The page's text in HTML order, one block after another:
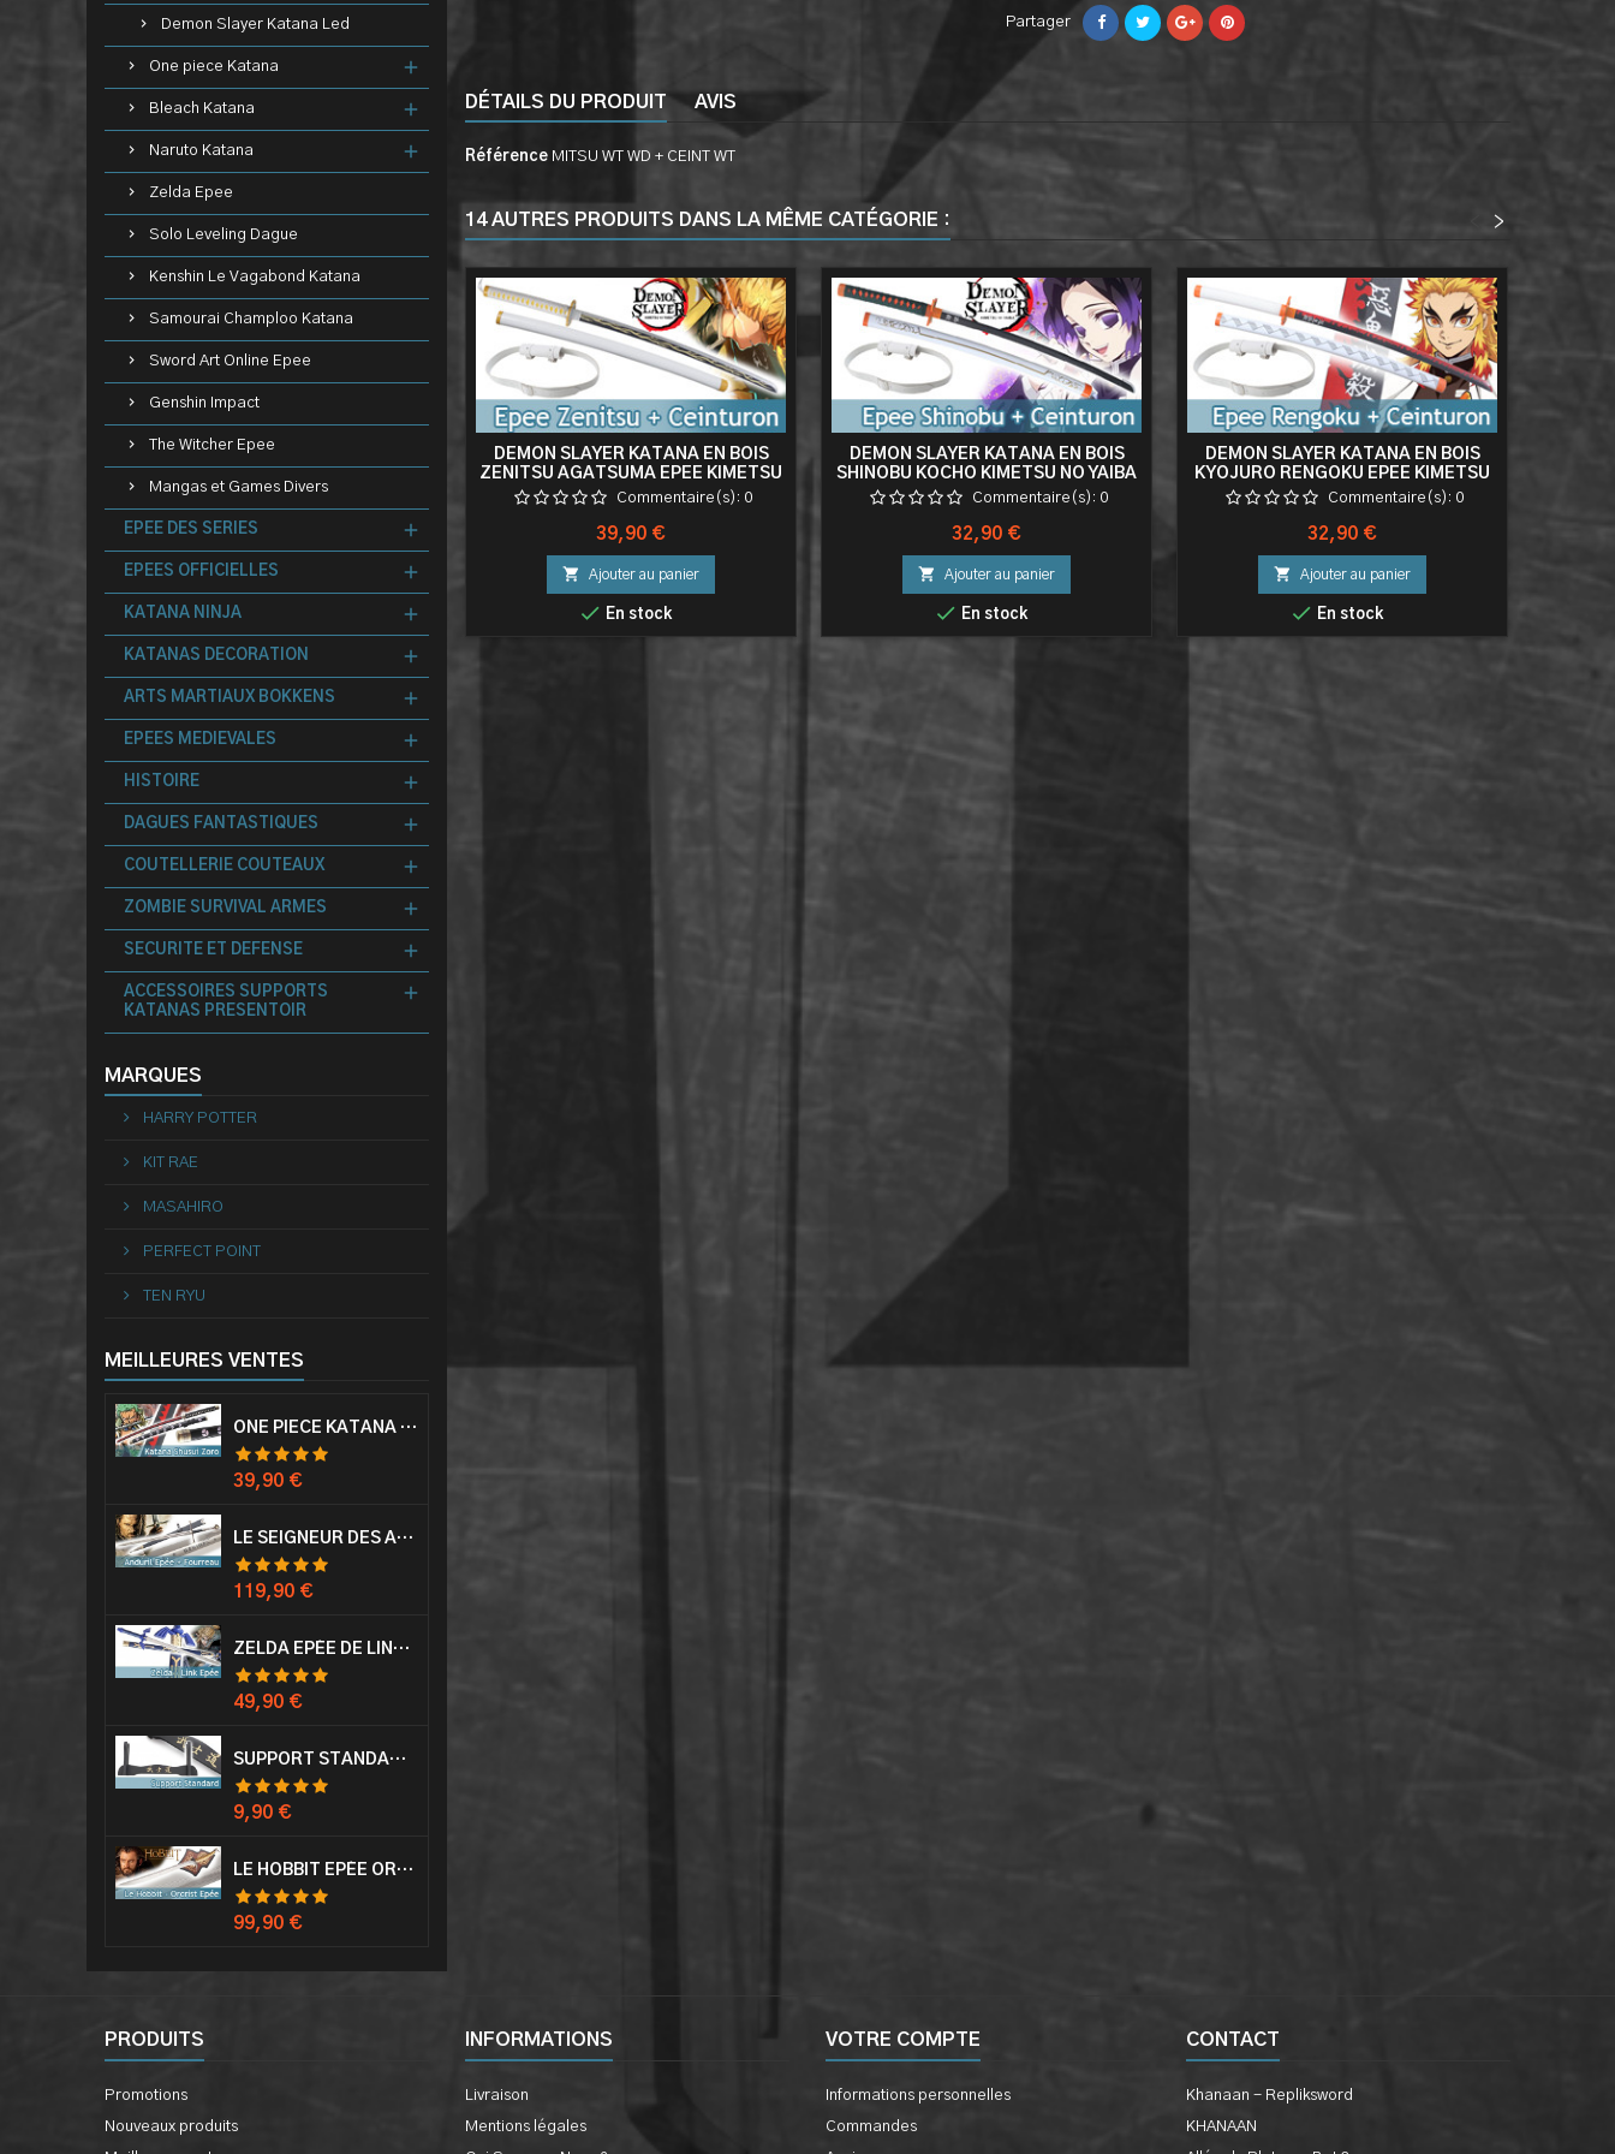
Demon Slayer Katana Led
One piece Katana
Bleach Katana
Naruto Katana
Zelda Epee
Solo Leveling Dague
Kenshin Le Vagabond Katana
Samourai Champloo Katana
Sword Art Online Epee
Genshin Impact
The Witcher Epee
Mangas et Games Divers
EPEE DES SERIES
EPEES OFFICIELLES
KATANA NINJA
KATANAS DECORATION
ARTS MARTIAUX BOKKENS
EPEES MEDIEVALES
HISTOIRE
DAGUES FANTASTIQUES
COUTELLERIE COUTEAUX
ZOMBIE SURVIVAL ARMES
SECURITE ET DEFENSE
ACCESSOIRES SUPPORTS
KATANAS PRESENTOIR
MARQUES
HARRY POTTER
KIT RAE
MASAHIRO
PERFECT POINT
TEN RYU
MEILLEURES VENTES
ONE PIECE KATANA ZORO RORONOA SHUSUI EPÉE SABRE ACIER
Prix
39,90 €
LE SEIGNEUR DES ANNEAUX EPÉE ANDURIL ARAGORN
Prix
119,90 €
ZELDA EPÉE DE LINK AVEC FOURREAU MASTER SWORD EPEE
Prix
49,90 €
SUPPORT STANDARD KATANA EPÉE
Prix
9,90 €
LE HOBBIT EPÉE ORCRIST EPÉE DE THORIN SABRE + PLAQUE MURALE EN BOIS
Prix
99,90 €
Partager
DÉTAILS DU PRODUIT AVIS
Référence MITSU WT WD + CEINT WT
14 AUTRES PRODUITS DANS LA MÊME CATÉGORIE : >
DEMON SLAYER KATANA EN BOIS
ZENITSU AGATSUMA EPEE KIMETSU
NO YAIBA SABRE REPLIQUE +
CEINTURE
Commentaire(s): 0
Prix
39,90 €
 Ajouter au panier
 En stock
DEMON SLAYER KATANA EN BOIS
SHINOBU KOCHO KIMETSU NO YAIBA
SABRE WHITE EDITION + CEINTURON
Commentaire(s): 0
Prix
32,90 €
 Ajouter au panier
 En stock
DEMON SLAYER KATANA EN BOIS
KYOJURO RENGOKU EPEE KIMETSU
NO YAIBA SABRE + CEINTURON
Commentaire(s): 0
Prix
32,90 €
 Ajouter au panier
 En stock
PRODUITS
Promotions
Nouveaux produits
INFORMATIONS
Livraison
Mentions légales
VOTRE COMPTE
Informations personnelles
Commandes
CONTACT
Khanaan - Repliksword
KHANAAN